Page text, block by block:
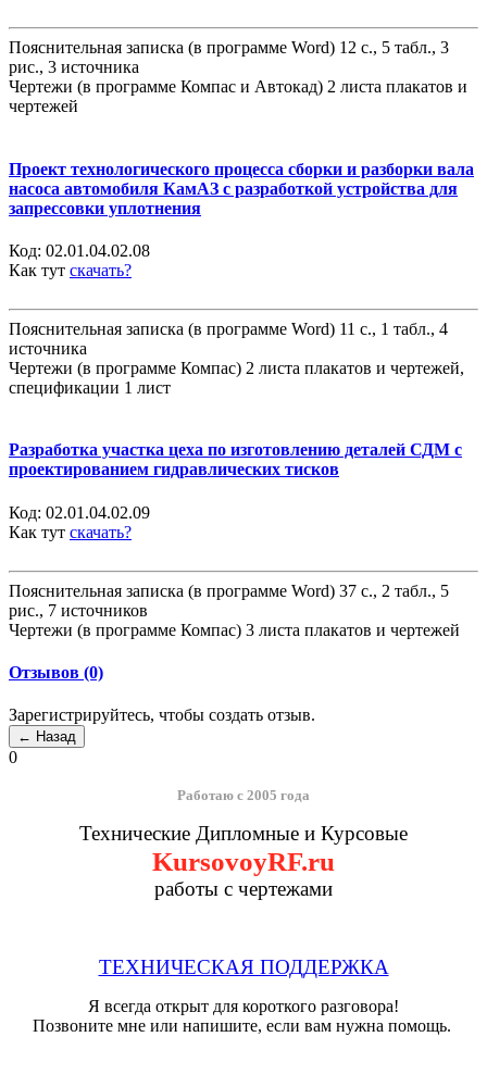
Пояснительная записка (в программе Word) 12 с., 5 табл., 3
рис., 3 источника
Чертежи (в программе Компас и Автокад) 2 листа плакатов и
чертежей
Проект технологического процесса сборки и разборки вала
насоса автомобиля КамАЗ с разработкой устройства для
запрессовки уплотнения
Код: 02.01.04.02.08
Как тут скачать?
Пояснительная записка (в программе Word) 11 с., 1 табл., 4
источника
Чертежи (в программе Компас) 2 листа плакатов и чертежей,
спецификации 1 лист
Разработка участка цеха по изготовлению деталей СДМ с
проектированием гидравлических тисков
Код: 02.01.04.02.09
Как тут скачать?
Пояснительная записка (в программе Word) 37 с., 2 табл., 5
рис., 7 источников
Чертежи (в программе Компас) 3 листа плакатов и чертежей
Отзывов (0)
Зарегистрируйтесь, чтобы создать отзыв.
0
Работаю с 2005 года
Технические Дипломные и Курсовые
KursovoyRF.ru
работы с чертежами
ТЕХНИЧЕСКАЯ ПОДДЕРЖКА
Я всегда открыт для короткого разговора!
Позвоните мне или напишите, если вам нужна помощь.